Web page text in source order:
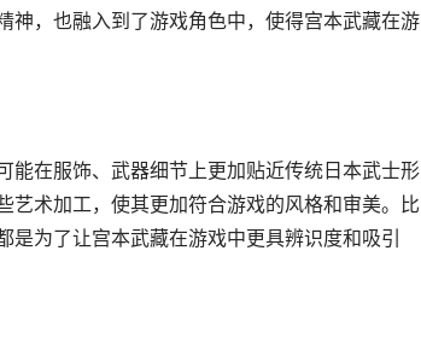
神，也融入到了游戏角色中，使得宫本武藏在游
能在服饰、武器细节上更加贴近传统日本武士形
艺术加工，使其更加符合游戏的风格和审美。比
为了让宫本武藏在游戏中更具辨识度和吸引